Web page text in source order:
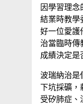
因學習理
結業時教學
好一位愛護
治當臨時傳
成績決定是
波瑞納治是
下坑採礦，
受矽肺症、